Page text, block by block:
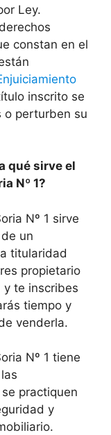
Ley.
constan en el
inscrito se
o perturben su
qué sirve el
Nº 1?
Nº 1 sirve
un
titularidad
propietario
y te inscribes
tiempo y
venderla.
Nº 1 tiene
practiquen
y